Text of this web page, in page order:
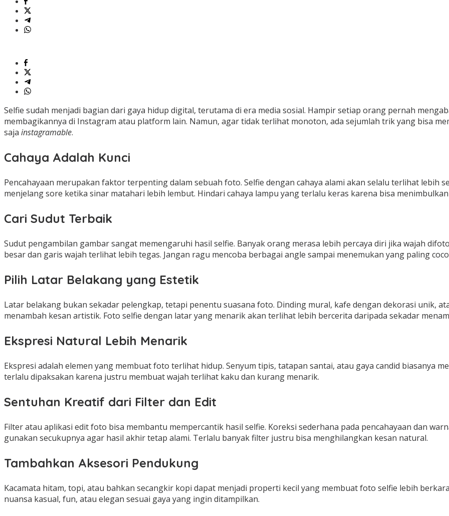
Selfie sudah menjadi bagian dari gaya hidup digital, terutama di era media sosial. Hampir setiap orang pernah
membagikannya di Instagram atau platform lain. Namun, agar tidak terlihat monoton, ada sejumlah trik yang bisa
saja instagramable.
Cahaya Adalah Kunci
Pencahayaan merupakan faktor terpenting dalam sebuah foto. Selfie dengan cahaya alami akan selalu terlihat lebih
menjelang sore ketika sinar matahari lebih lembut. Hindari cahaya lampu yang terlalu keras karena bisa
Cari Sudut Terbaik
Sudut pengambilan gambar sangat memengaruhi hasil selfie. Banyak orang merasa lebih percaya diri jika wajah
besar dan garis wajah terlihat lebih tegas. Jangan ragu mencoba berbagai angle sampai menemukan yang paling
Pilih Latar Belakang yang Estetik
Latar belakang bukan sekadar pelengkap, tetapi penentu suasana foto. Dinding mural, kafe dengan dekorasi unik,
menambah kesan artistik. Foto selfie dengan latar yang menarik akan terlihat lebih bercerita daripada sekadar
Ekspresi Natural Lebih Menarik
Ekspresi adalah elemen yang membuat foto terlihat hidup. Senyum tipis, tatapan santai, atau gaya candid biasanya
terlalu dipaksakan karena justru membuat wajah terlihat kaku dan kurang menarik.
Sentuhan Kreatif dari Filter dan Edit
Filter atau aplikasi edit foto bisa membantu mempercantik hasil selfie. Koreksi sederhana pada pencahayaan dan
gunakan secukupnya agar hasil akhir tetap alami. Terlalu banyak filter justru bisa menghilangkan kesan natural.
Tambahkan Aksesori Pendukung
Kacamata hitam, topi, atau bahkan secangkir kopi dapat menjadi properti kecil yang membuat foto selfie lebih
nuansa kasual, fun, atau elegan sesuai gaya yang ingin ditampilkan.